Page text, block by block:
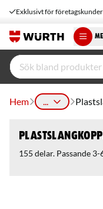
Exklusivt för företagskunder
Hem ...
155 delar. Passande